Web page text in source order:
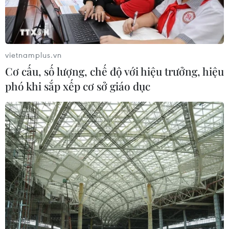
Xem thêm
CƠ QUAN CHỦ QUẢN: THÔNG TẤN XÃ VIỆT NAM
Tổng Biên tập: TRẦN TIẾN DUẨN
Phó Tổng Biên tập: NGUYỄN THỊ TÁM, KHÚC THANH
THỦY
Sở hữu trí tuệ
Quy định sử dụng
RSS
Hỗ trợ
Ngôn ngữ
TTXVN
vietnamplus.vn
Cơ cấu, số lượng, chế độ với hiệu trưởng, hiệu
phó khi sắp xếp cơ sở giáo dục